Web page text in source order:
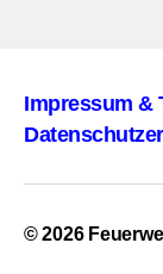
Impressum &
© 2026